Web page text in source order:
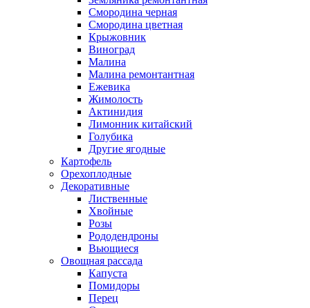
Смородина черная
Смородина цветная
Крыжовник
Виноград
Малина
Малина ремонтантная
Ежевика
Жимолость
Актинидия
Лимонник китайский
Голубика
Другие ягодные
Картофель
Орехоплодные
Декоративные
Лиственные
Хвойные
Розы
Рододендроны
Вьющиеся
Овощная рассада
Капуста
Помидоры
Перец